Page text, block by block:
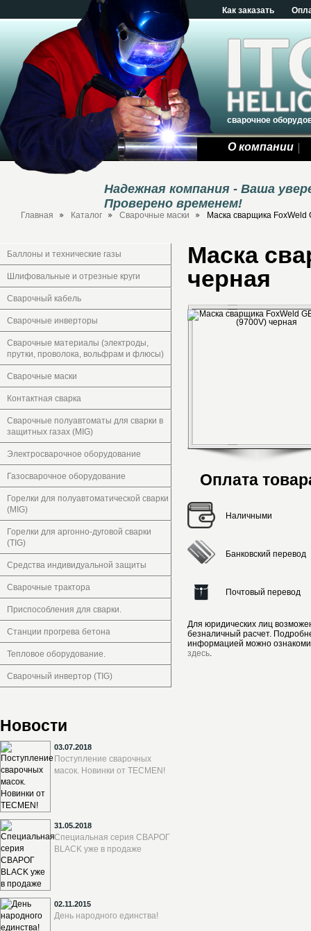
Как заказать
сварочное
О компании
Надежная компания - Ваша
Проверено временем!
Главная Каталог Сварочные маски Маска сварщика FoxWeld
Баллоны и технические газы
Шлифовальные и отрезные круги
Сварочный кабель
Сварочные инверторы
Сварочные материалы (электроды,
прутки, проволока, вольфрам и флюсы)
Сварочные маски
Контактная сварка
Сварочные полуавтоматы для сварки в
защитных газах (MIG)
Электросварочное оборудование
Газосварочное оборудование
Горелки для полуавтоматической сварки
(MIG)
Горелки для аргонно-дуговой сварки
(TIG)
Средства индивидуальной защиты
Сварочные трактора
Приспособления для сварки.
Станции прогрева бетона
Тепловое оборудование.
Сварочный инвертор (TIG)
Новости
03.07.2018
Поступление сварочных
масок. Новинки от TECMEN!
31.05.2018
Специальная серия СВАРОГ
BLACK уже в продаже
02.11.2015
День народного единства!
Маска
черная
Оплата
Наличными
Банковский перевод
Почтовый перевод
Для юридических лиц
безналичный расчет.
информацией можно
здесь.